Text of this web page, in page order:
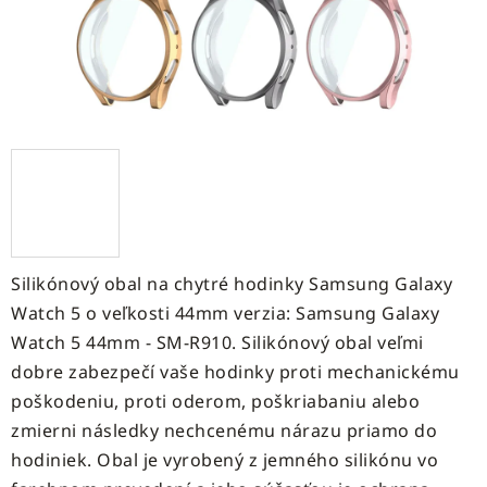
Silikónový obal na chytré hodinky Samsung Galaxy
Watch 5 o veľkosti 44mm verzia: Samsung Galaxy
Watch 5 44mm - SM-R910. Silikónový obal veľmi
dobre zabezpečí vaše hodinky proti mechanickému
poškodeniu, proti oderom, poškriabaniu alebo
zmierni následky nechcenému nárazu priamo do
hodiniek. Obal je vyrobený z jemného silikónu vo